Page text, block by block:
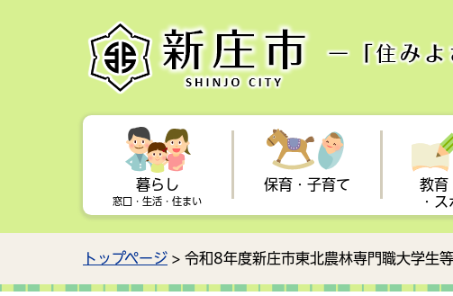
暮らし
窓口・生活・住まい
手続き 住まい
保育・子育て
子育てに関するお知らせ 母子保健
教育
・
学校教育 芸術
健康・福祉に関するお知らせ 国民健康保険
観光に関するお知らせ 新庄まつり
行政情報に関するお知らせ 都市整備
トップページ > 令和8年度新庄市東北農林専門職大学生